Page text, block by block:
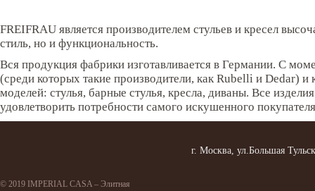
FREIFRAU является производителем стульев и кресел
стиль, но и функциональность.
Вся продукция фабрики изготавливается в Германии. С
(среди которых такие производители, как Rubelli и Dedar)
моделей: стулья, барные стулья, кресла, диваны. Все
удовлетворить потребности самого искушенного
© 2019 IMPERIAL CASA – Элитная
г. Москва, ул.Большая